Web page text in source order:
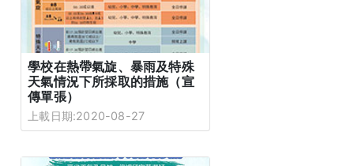
學校在熱帶氣旋、暴雨及特殊
天氣情況下所採取的措施（宣
傳單張）
上載日期:2020-08-27